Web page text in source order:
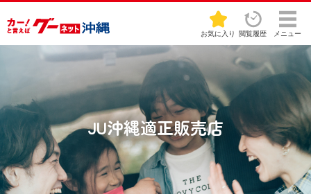
お気に入り 閲覧履歴 メニュー
JU沖縄適正販売店